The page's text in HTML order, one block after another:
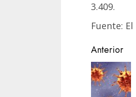
3.409.
Fuente:
de
Anterior